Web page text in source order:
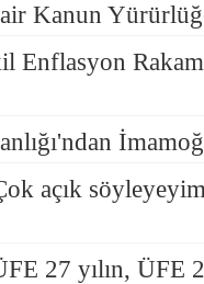
Kanun
Enflasyon
açık
27 yılın, ÜFE